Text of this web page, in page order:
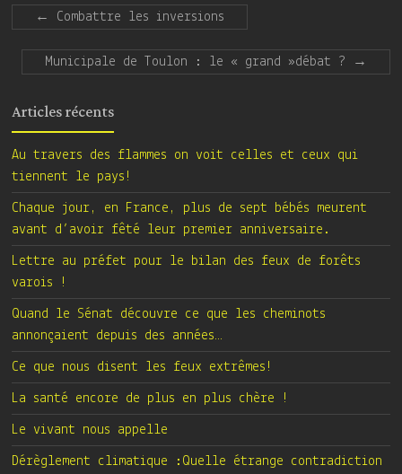
← Combattre les inversions
Municipale de Toulon : le « grand »débat ? →
Articles récents
Au travers des flammes on voit celles et ceux qui
tiennent le pays!
Chaque jour, en France, plus de sept bébés meurent
avant d’avoir fêté leur premier anniversaire.
Lettre au préfet pour le bilan des feux de forêts
varois !
Quand le Sénat découvre ce que les cheminots
annonçaient depuis des années…
Ce que nous disent les feux extrêmes!
La santé encore de plus en plus chère !
Le vivant nous appelle
Dérèglement climatique :Quelle étrange contradiction